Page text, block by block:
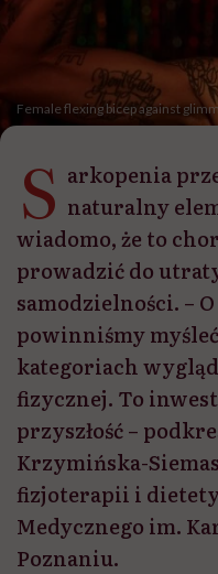
Female flexing bicep against
S arkopenia
naturalny
wiadomo, że to
prowadzić do
samodzielności. –
powinniśmy
kategoriach
fizycznej. To
przyszłość –
Krzymińska-
fizjoterapii i
Medycznego im.
Poznaniu.